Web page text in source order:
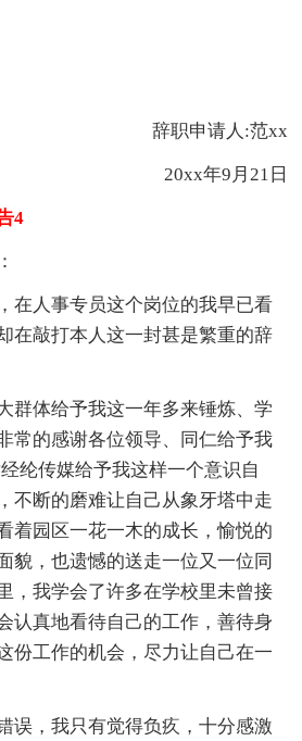
辞职申请人:范xx
20xx年9月21日
4
在人事专员这个岗位的我早已看
在敲打本人这一封甚是繁重的辞
群体给予我这一年多来锤炼、学
常的感谢各位领导、同仁给予我
纶传媒给予我这样一个意识自
不断的磨难让自己从象牙塔中走
着园区一花一木的成长，愉悦的
貌，也遗憾的送走一位又一位同
，我学会了许多在学校里未曾接
认真地看待自己的工作，善待身
份工作的机会，尽力让自己在一
误，我只有觉得负疚，十分感激